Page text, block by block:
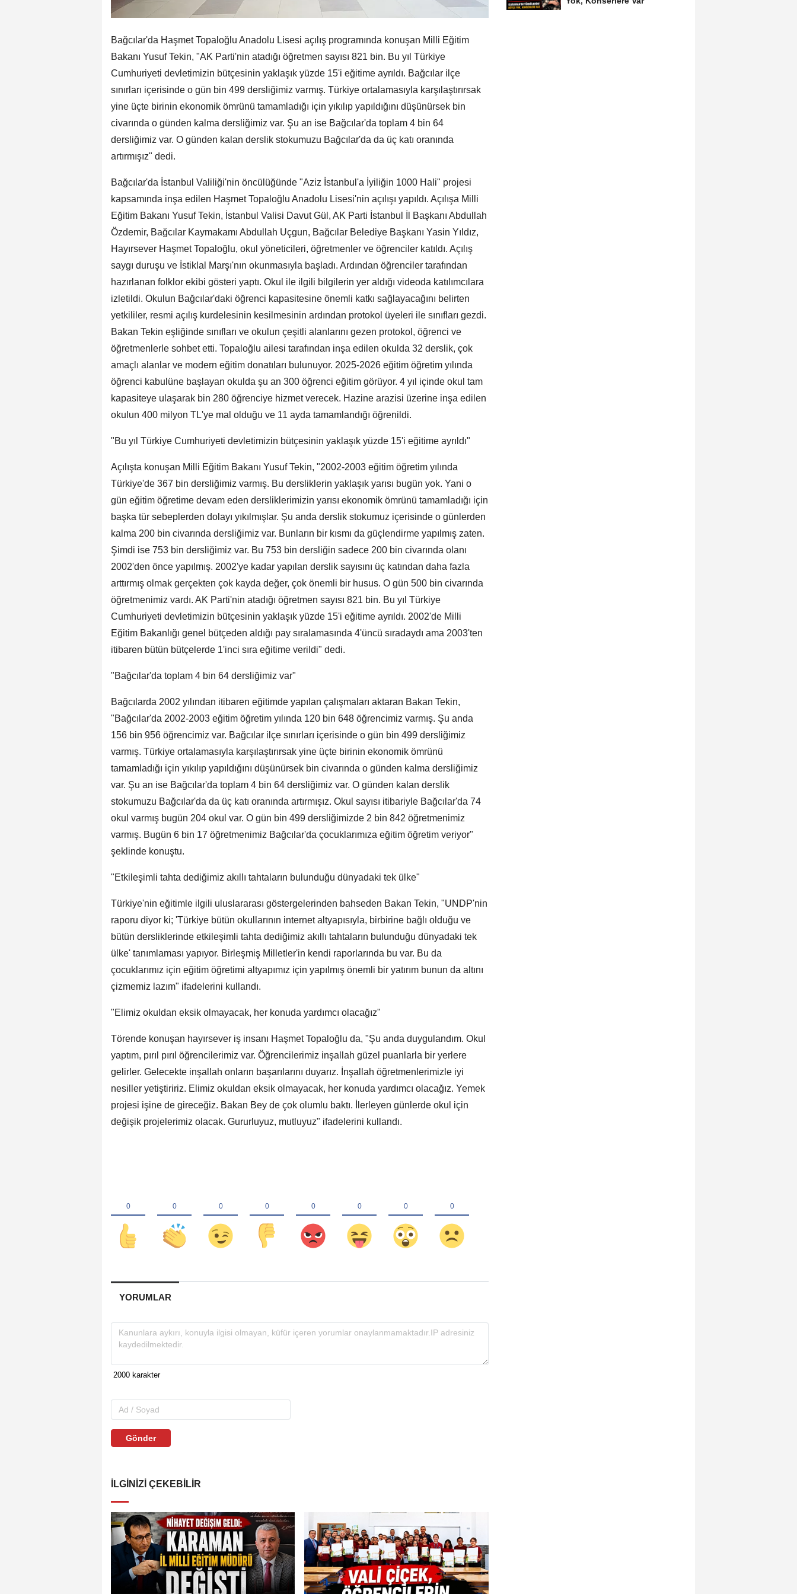
Bağcılar'da Haşmet Topaloğlu Anadolu Lisesi açılış programında konuşan Milli Eğitim
Bakanı Yusuf Tekin, "AK Parti'nin atadığı öğretmen sayısı 821 bin. Bu yıl Türkiye
Cumhuriyeti devletimizin bütçesinin yaklaşık yüzde 15'i eğitime ayrıldı. Bağcılar ilçe
sınırları içerisinde o gün bin 499 dersliğimiz varmış. Türkiye ortalamasıyla karşılaştırırsak
yine üçte birinin ekonomik ömrünü tamamladığı için yıkılıp yapıldığını düşünürsek bin
civarında o günden kalma dersliğimiz var. Şu an ise Bağcılar'da toplam 4 bin 64
dersliğimiz var. O günden kalan derslik stokumuzu Bağcılar'da da üç katı oranında
artırmışız" dedi.
Bağcılar'da İstanbul Valiliği'nin öncülüğünde "Aziz İstanbul'a İyiliğin 1000 Hali" projesi
kapsamında inşa edilen Haşmet Topaloğlu Anadolu Lisesi'nin açılışı yapıldı. Açılışa Milli
Eğitim Bakanı Yusuf Tekin, İstanbul Valisi Davut Gül, AK Parti İstanbul İl Başkanı Abdullah
Özdemir, Bağcılar Kaymakamı Abdullah Uçgun, Bağcılar Belediye Başkanı Yasin Yıldız,
Hayırsever Haşmet Topaloğlu, okul yöneticileri, öğretmenler ve öğrenciler katıldı. Açılış
saygı duruşu ve İstiklal Marşı'nın okunmasıyla başladı. Ardından öğrenciler tarafından
hazırlanan folklor ekibi gösteri yaptı. Okul ile ilgili bilgilerin yer aldığı videoda katılımcılara
izletildi. Okulun Bağcılar'daki öğrenci kapasitesine önemli katkı sağlayacağını belirten
yetkililer, resmi açılış kurdelesinin kesilmesinin ardından protokol üyeleri ile sınıfları gezdi.
Bakan Tekin eşliğinde sınıfları ve okulun çeşitli alanlarını gezen protokol, öğrenci ve
öğretmenlerle sohbet etti. Topaloğlu ailesi tarafından inşa edilen okulda 32 derslik, çok
amaçlı alanlar ve modern eğitim donatıları bulunuyor. 2025-2026 eğitim öğretim yılında
öğrenci kabulüne başlayan okulda şu an 300 öğrenci eğitim görüyor. 4 yıl içinde okul tam
kapasiteye ulaşarak bin 280 öğrenciye hizmet verecek. Hazine arazisi üzerine inşa edilen
okulun 400 milyon TL'ye mal olduğu ve 11 ayda tamamlandığı öğrenildi.
"Bu yıl Türkiye Cumhuriyeti devletimizin bütçesinin yaklaşık yüzde 15'i eğitime ayrıldı"
Açılışta konuşan Milli Eğitim Bakanı Yusuf Tekin, "2002-2003 eğitim öğretim yılında
Türkiye'de 367 bin dersliğimiz varmış. Bu dersliklerin yaklaşık yarısı bugün yok. Yani o
gün eğitim öğretime devam eden dersliklerimizin yarısı ekonomik ömrünü tamamladığı için
başka tür sebeplerden dolayı yıkılmışlar. Şu anda derslik stokumuz içerisinde o günlerden
kalma 200 bin civarında dersliğimiz var. Bunların bir kısmı da güçlendirme yapılmış zaten.
Şimdi ise 753 bin dersliğimiz var. Bu 753 bin dersliğin sadece 200 bin civarında olanı
2002'den önce yapılmış. 2002'ye kadar yapılan derslik sayısını üç katından daha fazla
arttırmış olmak gerçekten çok kayda değer, çok önemli bir husus. O gün 500 bin civarında
öğretmenimiz vardı. AK Parti'nin atadığı öğretmen sayısı 821 bin. Bu yıl Türkiye
Cumhuriyeti devletimizin bütçesinin yaklaşık yüzde 15'i eğitime ayrıldı. 2002'de Milli
Eğitim Bakanlığı genel bütçeden aldığı pay sıralamasında 4'üncü sıradaydı ama 2003'ten
itibaren bütün bütçelerde 1'inci sıra eğitime verildi" dedi.
"Bağcılar'da toplam 4 bin 64 dersliğimiz var"
Bağcılarda 2002 yılından itibaren eğitimde yapılan çalışmaları aktaran Bakan Tekin,
"Bağcılar'da 2002-2003 eğitim öğretim yılında 120 bin 648 öğrencimiz varmış. Şu anda
156 bin 956 öğrencimiz var. Bağcılar ilçe sınırları içerisinde o gün bin 499 dersliğimiz
varmış. Türkiye ortalamasıyla karşılaştırırsak yine üçte birinin ekonomik ömrünü
tamamladığı için yıkılıp yapıldığını düşünürsek bin civarında o günden kalma dersliğimiz
var. Şu an ise Bağcılar'da toplam 4 bin 64 dersliğimiz var. O günden kalan derslik
stokumuzu Bağcılar'da da üç katı oranında artırmışız. Okul sayısı itibariyle Bağcılar'da 74
okul varmış bugün 204 okul var. O gün bin 499 dersliğimizde 2 bin 842 öğretmenimiz
varmış. Bugün 6 bin 17 öğretmenimiz Bağcılar'da çocuklarımıza eğitim öğretim veriyor"
şeklinde konuştu.
"Etkileşimli tahta dediğimiz akıllı tahtaların bulunduğu dünyadaki tek ülke"
Türkiye'nin eğitimle ilgili uluslararası göstergelerinden bahseden Bakan Tekin, "UNDP'nin
raporu diyor ki; 'Türkiye bütün okullarının internet altyapısıyla, birbirine bağlı olduğu ve
bütün dersliklerinde etkileşimli tahta dediğimiz akıllı tahtaların bulunduğu dünyadaki tek
ülke' tanımlaması yapıyor. Birleşmiş Milletler'in kendi raporlarında bu var. Bu da
çocuklarımız için eğitim öğretimi altyapımız için yapılmış önemli bir yatırım bunun da altını
çizmemiz lazım" ifadelerini kullandı.
"Elimiz okuldan eksik olmayacak, her konuda yardımcı olacağız"
Törende konuşan hayırsever iş insanı Haşmet Topaloğlu da, "Şu anda duygulandım. Okul
yaptım, pırıl pırıl öğrencilerimiz var. Öğrencilerimiz inşallah güzel puanlarla bir yerlere
gelirler. Gelecekte inşallah onların başarılarını duyarız. İnşallah öğretmenlerimizle iyi
nesiller yetiştiririz. Elimiz okuldan eksik olmayacak, her konuda yardımcı olacağız. Yemek
projesi işine de gireceğiz. Bakan Bey de çok olumlu baktı. İlerleyen günlerde okul için
değişik projelerimiz olacak. Gururluyuz, mutluyuz" ifadelerini kullandı.
YORUMLAR
Gönder
İLGINIZI ÇEKEBILIR